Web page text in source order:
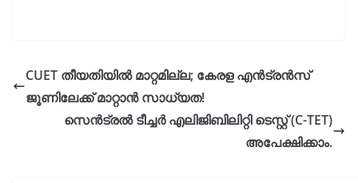
CUET തീയതിയിൽ മാറ്റമില്ല; കേരള എൻട്രൻസ്
ജൂണിലേക്ക് മാറ്റാൻ സാധ്യത!
സെൻട്രൽ ടീച്ചർ എലിജിബിലിറ്റി ടെസ്റ്റ് (C-TET)
അപേക്ഷിക്കാം.